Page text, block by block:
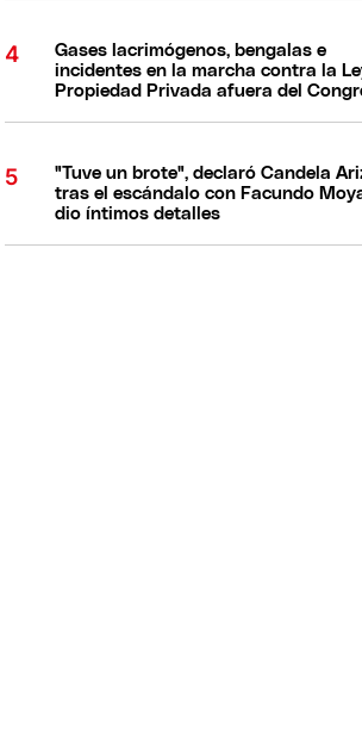
Gases lacrimógenos, bengalas e
incidentes en la marcha contra la
Propiedad Privada afuera del
"Tuve un brote", declaró Candela
tras el escándalo con Facundo
dio íntimos detalles